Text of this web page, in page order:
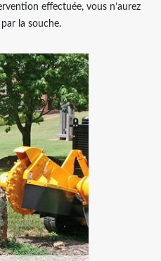
effectuée, vous n’aurez
la souche.